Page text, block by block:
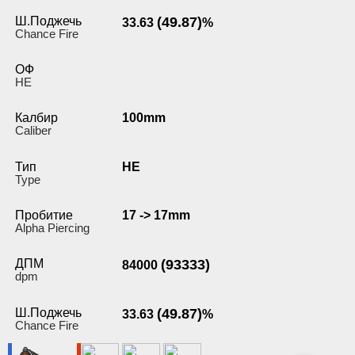
Ш.Поджечь
Chance Fire
33.63 (49.87)%
ОФ
HE
Калбир
Caliber
100mm
Тип
Type
HE
Пробитие
Alpha Piercing
17 -> 17mm
ДПМ
dpm
84000 (93333)
Ш.Поджечь
Chance Fire
33.63 (49.87)%